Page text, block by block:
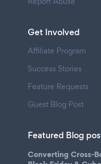
Get Involved
Affiliate Program
Success Stories
Feature Requests
Guest Blog Post
Featured Blog
Converting Cross-